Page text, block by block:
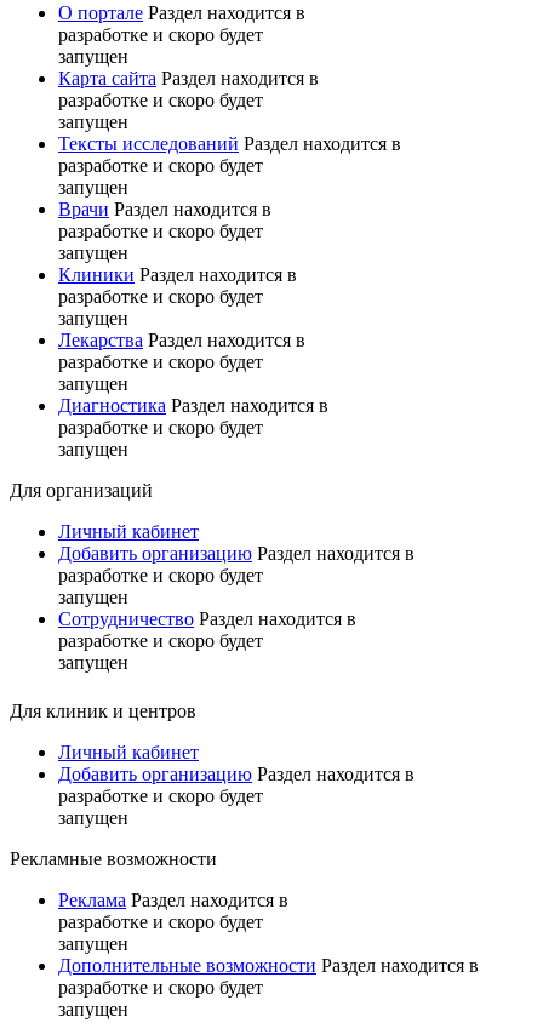
О портале Раздел находится в
разработке и скоро будет
запущен
Карта сайта Раздел находится в
разработке и скоро будет
запущен
Тексты исследований Раздел находится в
разработке и скоро будет
запущен
Врачи Раздел находится в
разработке и скоро будет
запущен
Клиники Раздел находится в
разработке и скоро будет
запущен
Лекарства Раздел находится в
разработке и скоро будет
запущен
Диагностика Раздел находится в
разработке и скоро будет
запущен
Для организаций
Личный кабинет
Добавить организацию Раздел находится в
разработке и скоро будет
запущен
Сотрудничество Раздел находится в
разработке и скоро будет
запущен
Для клиник и центров
Личный кабинет
Добавить организацию Раздел находится в
разработке и скоро будет
запущен
Рекламные возможности
Реклама Раздел находится в
разработке и скоро будет
запущен
Дополнительные возможности Раздел находится в
разработке и скоро будет
запущен